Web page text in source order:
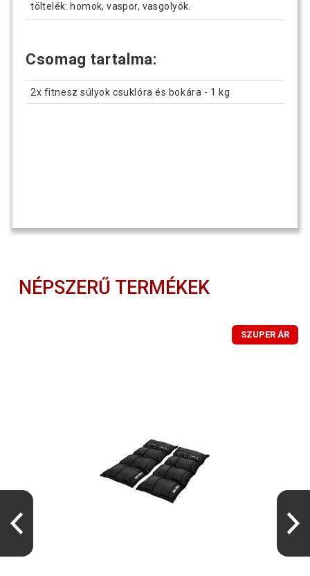
töltelék: homok, vaspor, vasgolyók.
Csomag tartalma:
2x fitnesz súlyok csuklóra és bokára - 1 kg
NÉPSZERŰ TERMÉKEK
SZUPER ÁR